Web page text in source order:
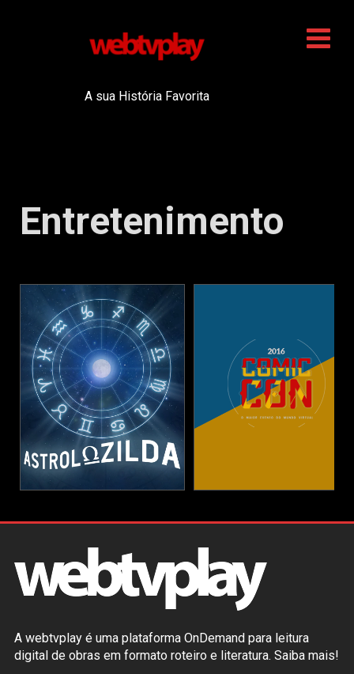
A sua História Favorita
Entretenimento
A webtvplay é uma plataforma OnDemand para leitura
digital de obras em formato roteiro e literatura. Saiba mais!